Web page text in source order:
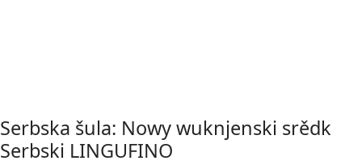
Serbska šula: Nowy wuknjenski srědk
Serbski LINGUFINO